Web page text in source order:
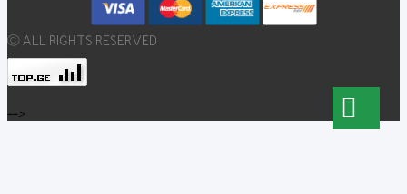
© ALL RIGHTS RESERVED
-->